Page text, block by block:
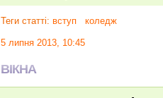
Теги статті: вступ коледж
5 липня 2013, 10:45
ВІКНА